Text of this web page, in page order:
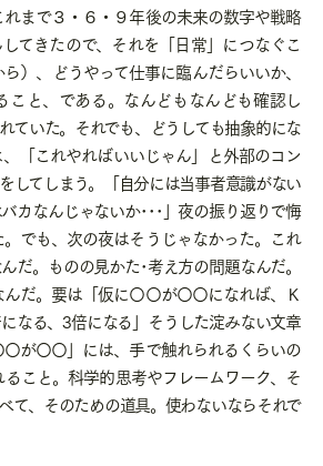
まで３・６・９年後の未来の数字や戦略
てきたので、それを「日常」につなぐこ
）、どうやって仕事に臨んだらいいか、
こと、である。なんどもなんども確認し
ていた。それでも、どうしても抽象的にな
「これやればいいじゃん」と外部のコン
してしまう。「自分には当事者意識がない
カなんじゃないか･･･」夜の振り返りで悔
でも、次の夜はそうじゃなかった。これ
だ。ものの見かた･考え方の問題なんだ。
だ。要は「仮に〇〇が〇〇になれば、Ｋ
なる、3倍になる」そうした淀みない文章
が〇〇」には、手で触れられるくらいの
こと。科学的思考やフレームワーク、そ
て、そのための道具。使わないならそれで